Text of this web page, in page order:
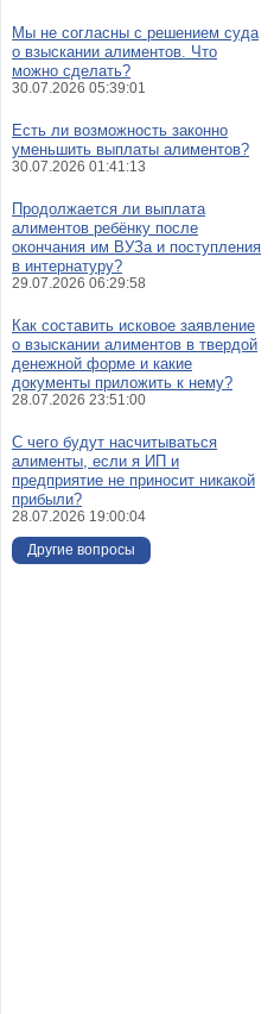
Мы не согласны с решением суда
о взыскании алиментов. Что
можно сделать?
30.07.2026 05:39:01
Есть ли возможность законно
уменьшить выплаты алиментов?
30.07.2026 01:41:13
Продолжается ли выплата
алиментов ребёнку после
окончания им ВУЗа и поступления
в интернатуру?
29.07.2026 06:29:58
Как составить исковое заявление
о взыскании алиментов в твердой
денежной форме и какие
документы приложить к нему?
28.07.2026 23:51:00
С чего будут насчитываться
алименты, если я ИП и
предприятие не приносит никакой
прибыли?
28.07.2026 19:00:04
Другие вопросы